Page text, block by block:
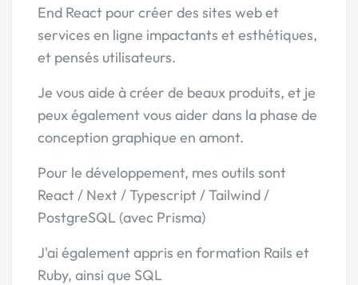
End React pour créer des sites web et
services en ligne impactants et esthétiques,
et pensés utilisateurs.
Je vous aide à créer de beaux produits, et je
peux également vous aider dans la phase de
conception graphique en amont.
Pour le développement, mes outils sont
React / Next / Typescript / Tailwind /
PostgreSQL (avec Prisma)
J'ai également appris en formation Rails et
Ruby, ainsi que SQL